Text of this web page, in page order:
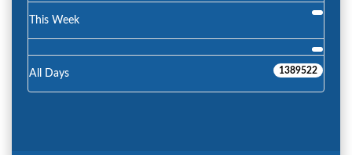
This Week
All Days 1389522